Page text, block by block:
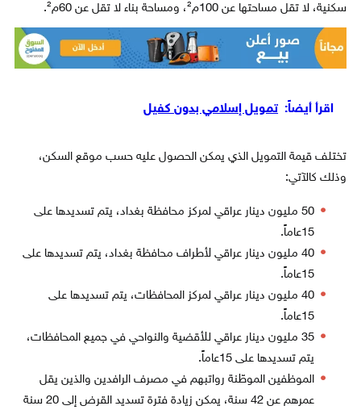
سكنية، لا تقل مساحتها عن 100م²، ومساحة بناء لا تقل عن 60م².
اقرأ أيضاً: تمويل إسلامي بدون كفيل
تختلف قيمة التمويل الذي يمكن الحصول عليه حسب موقع السكن،
وذلك كالآتي:
50 مليون دينار عراقي لمركز محافظة بغداد، يتم تسديدها على
15عاماً.
40 مليون دينار عراقي لأطراف محافظة بغداد، يتم تسديدها على
15عاماً.
40 مليون دينار عراقي لمركز المحافظات، يتم تسديدها على
15عاماً.
35 مليون دينار عراقي للأقضية والنواحي في جميع المحافظات،
يتم تسديدها على 15عاماً.
الموظفين الموطّنة رواتبهم في مصرف الرافدين والذين يقل
عمرهم عن 42 سنة، يمكن زيادة فترة تسديد القرض إلى 20 سنة